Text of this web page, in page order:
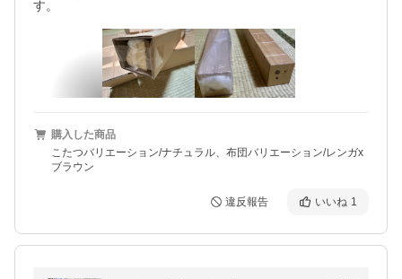
す。
購入した商品
こたつバリエーション/ナチュラル、布団バリエーション/レンガx
ブラウン
違反報告 いいね 1